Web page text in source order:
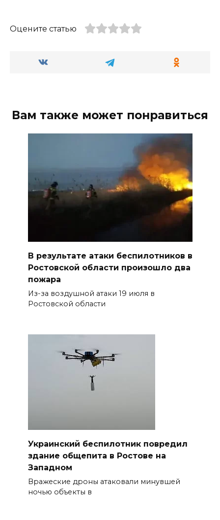
Оцените статью
Вам также может понравиться
В результате атаки беспилотников в
Ростовской области произошло два
пожара
Из-за воздушной атаки 19 июля в
Ростовской области
Украинский беспилотник повредил
здание общепита в Ростове на
Западном
Вражеские дроны атаковали минувшей
ночью объекты в